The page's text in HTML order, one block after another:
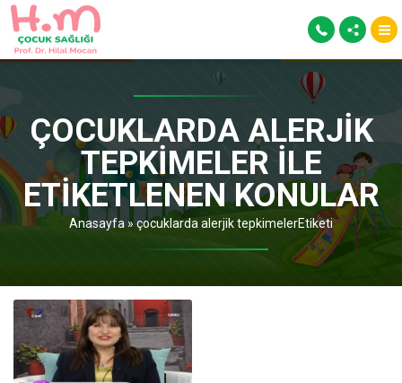
ÇOCUKLARDA ALERJIK
TEPKIMELER ILE
ETIKETLENEN KONULAR
Anasayfa»çocuklarda alerjik tepkimelerEtiketi